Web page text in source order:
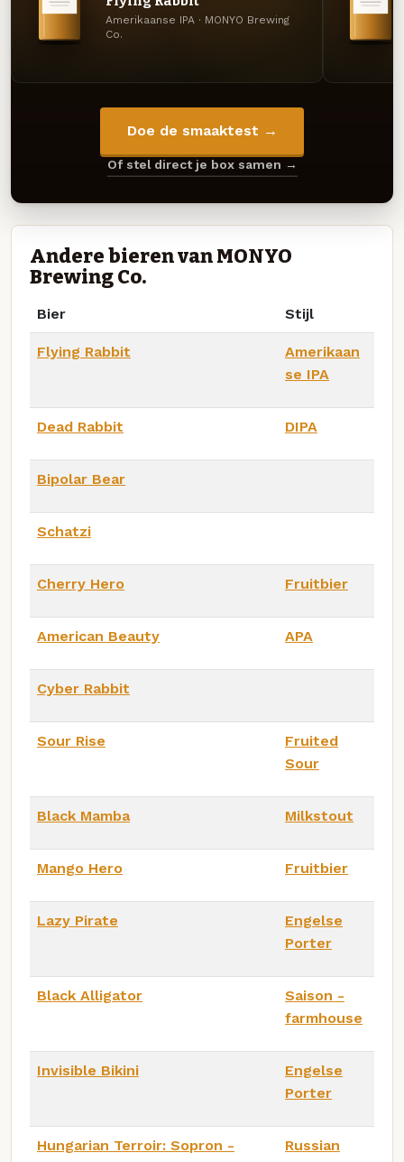
Amerikaanse IPA · MONYO Brewing
Co.
Doe de smaaktest →
Of stel direct je box samen →
Andere bieren van MONYO
Brewing Co.
Bier Stijl
Flying Rabbit
Amerikaan
se IPA
Dead Rabbit DIPA
Bipolar Bear
Schatzi
Cherry Hero Fruitbier
American Beauty APA
Cyber Rabbit
Sour Rise
Fruited
Sour
Black Mamba Milkstout
Mango Hero Fruitbier
Lazy Pirate
Engelse
Porter
Black Alligator
Saison -
farmhouse
Invisible Bikini
Engelse
Porter
Hungarian Terroir: Sopron -
Russian